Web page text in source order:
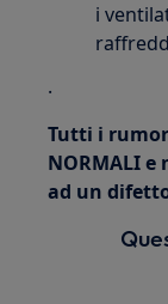
i
.
Tutti i
NORMALIe
ad un